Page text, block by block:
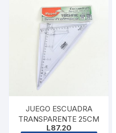
JUEGO ESCUADRA
TRANSPARENTE 25CM
L87.20